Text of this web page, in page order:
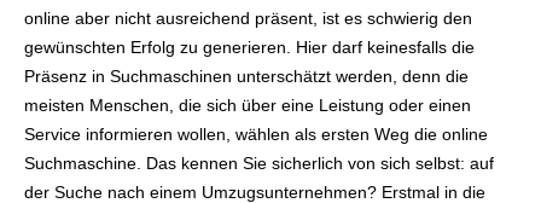
online aber nicht ausreichend präsent, ist es schwierig den
gewünschten Erfolg zu generieren. Hier darf keinesfalls die
Präsenz in Suchmaschinen unterschätzt werden, denn die
meisten Menschen, die sich über eine Leistung oder einen
Service informieren wollen, wählen als ersten Weg die online
Suchmaschine. Das kennen Sie sicherlich von sich selbst: auf
der Suche nach einem Umzugsunternehmen? Erstmal in die